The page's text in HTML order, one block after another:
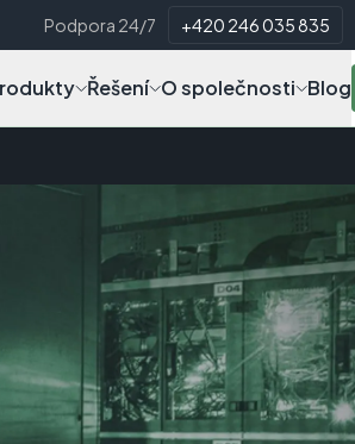
Podpora 24/7 +420 246 035 835
Řešení O společnosti Blog